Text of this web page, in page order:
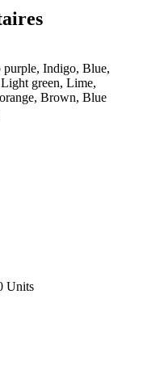
purple, Indigo, Blue,
green, Lime,
Brown, Blue
Units